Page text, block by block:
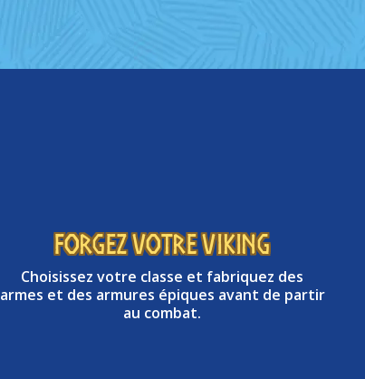
FORGEZ VOTRE VIKING
Choisissez votre classe et fabriquez des
armes et des armures épiques avant de partir
au combat.